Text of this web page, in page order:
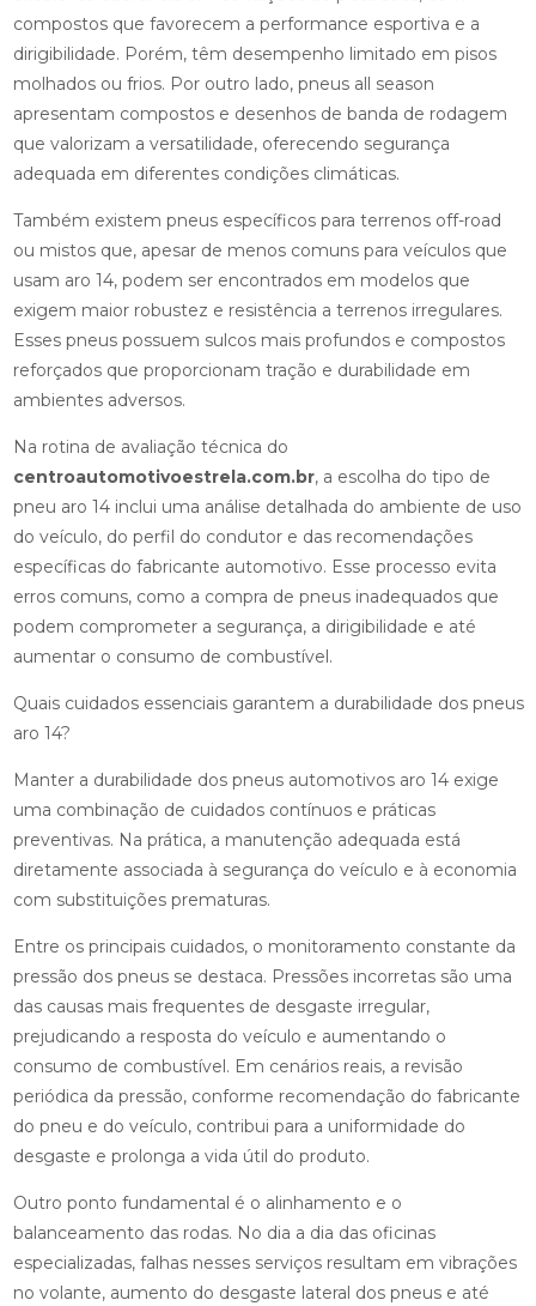
compostos que favorecem a performance esportiva e a
dirigibilidade. Porém, têm desempenho limitado em pisos
molhados ou frios. Por outro lado, pneus all season
apresentam compostos e desenhos de banda de rodagem
que valorizam a versatilidade, oferecendo segurança
adequada em diferentes condições climáticas.
Também existem pneus específicos para terrenos off-road
ou mistos que, apesar de menos comuns para veículos que
usam aro 14, podem ser encontrados em modelos que
exigem maior robustez e resistência a terrenos irregulares.
Esses pneus possuem sulcos mais profundos e compostos
reforçados que proporcionam tração e durabilidade em
ambientes adversos.
Na rotina de avaliação técnica do
centroautomotivoestrela.com.br, a escolha do tipo de
pneu aro 14 inclui uma análise detalhada do ambiente de uso
do veículo, do perfil do condutor e das recomendações
específicas do fabricante automotivo. Esse processo evita
erros comuns, como a compra de pneus inadequados que
podem comprometer a segurança, a dirigibilidade e até
aumentar o consumo de combustível.
Quais cuidados essenciais garantem a durabilidade dos pneus
aro 14?
Manter a durabilidade dos pneus automotivos aro 14 exige
uma combinação de cuidados contínuos e práticas
preventivas. Na prática, a manutenção adequada está
diretamente associada à segurança do veículo e à economia
com substituições prematuras.
Entre os principais cuidados, o monitoramento constante da
pressão dos pneus se destaca. Pressões incorretas são uma
das causas mais frequentes de desgaste irregular,
prejudicando a resposta do veículo e aumentando o
consumo de combustível. Em cenários reais, a revisão
periódica da pressão, conforme recomendação do fabricante
do pneu e do veículo, contribui para a uniformidade do
desgaste e prolonga a vida útil do produto.
Outro ponto fundamental é o alinhamento e o
balanceamento das rodas. No dia a dia das oficinas
especializadas, falhas nesses serviços resultam em vibrações
no volante, aumento do desgaste lateral dos pneus e até